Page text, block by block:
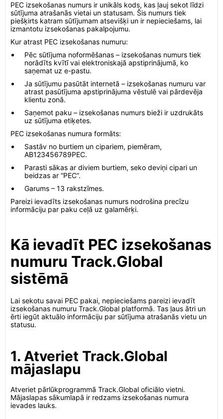
PEC izsekošanas numurs ir unikāls kods, kas ļauj sekot līdzi
sūtījuma atrašanās vietai un statusam. Šis numurs tiek
piešķirts katram sūtījumam atsevišķi un ir nepieciešams, lai
izmantotu izsekošanas pakalpojumu.
Kur atrast PEC izsekošanas numuru:
Pēc sūtījuma noformēšanas – izsekošanas numurs tiek
norādīts kvītī vai elektroniskajā apstiprinājumā, ko
saņemat uz e-pastu.
Ja sūtījumu pasūtāt internetā – izsekošanas numuru var
atrast pasūtījuma apstiprinājuma vēstulē vai pārdevēja
klientu zonā.
Saņemot paku – izsekošanas numurs bieži ir uzdrukāts
uz sūtījuma etiķetes.
PEC izsekošanas numura formāts:
Sastāv no burtiem un cipariem, piemēram,
AB123456789PEC.
Parasti sākas ar diviem burtiem, seko deviņi cipari un
beidzas ar “PEC”.
Garums – 13 rakstzīmes.
Pareizi ievadīts izsekošanas numurs nodrošina precīzu
informāciju par paku ceļā uz galamērķi.
Kā ievadīt PEC izsekošanas
numuru Track.Global
sistēmā
Lai sekotu savai PEC pakai, nepieciešams pareizi ievadīt
izsekošanas numuru Track.Global platformā. Tas ļaus ātri un
ērti iegūt aktuālo informāciju par sūtījuma atrašanās vietu un
statusu.
1. Atveriet Track.Global
mājaslapu
Atveriet pārlūkprogrammā Track.Global oficiālo vietni.
Mājaslapas sākumlapā ir redzams izsekošanas numura
ievades lauks.